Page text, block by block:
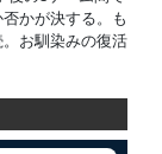
かが決する。も
お馴染みの復活